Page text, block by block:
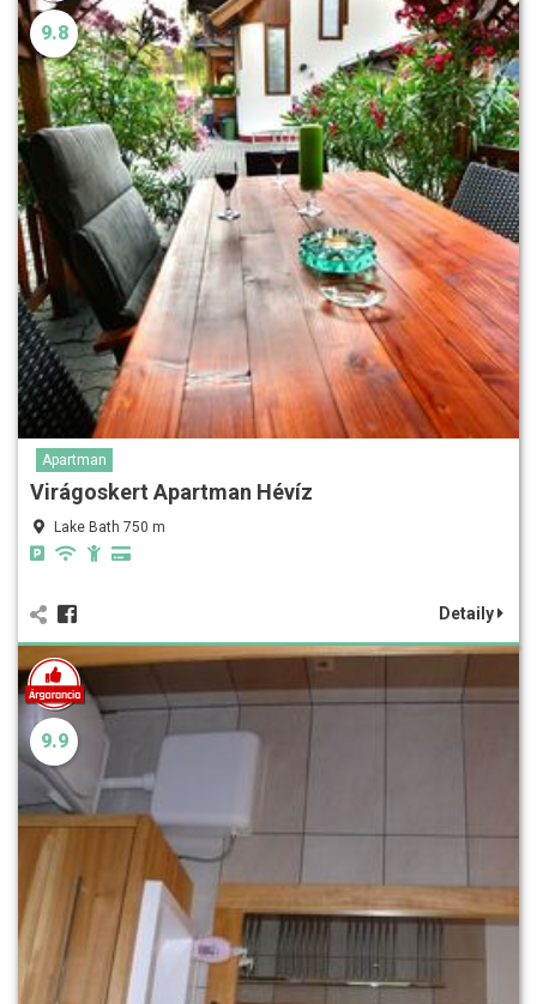
9.8
Apartman
Virágoskert Apartman Hévíz
Lake Bath 750 m
Detaily
9.9